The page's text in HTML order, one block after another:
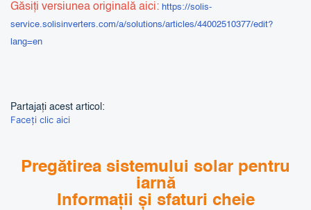
Găsiți versiunea originală aici: https://solis-
service.solisinverters.com/a/solutions/articles/44002510377/edit?
lang=en
Partajați acest articol:
Faceți clic aici
Pregătirea sistemului solar pentru
iarnă
Informații și sfaturi cheie